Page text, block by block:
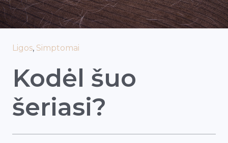
Ligos, Simptomai
Kodėl šuo
šeriasi?